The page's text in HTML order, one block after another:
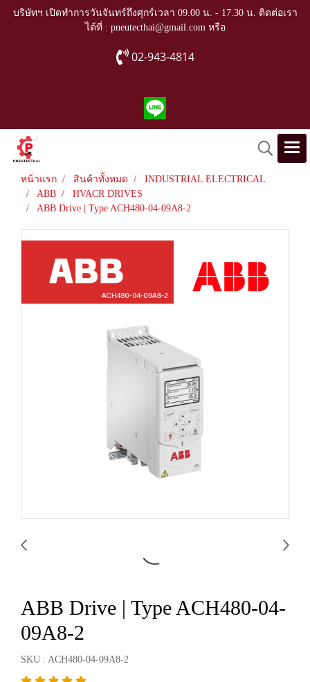
บริษัทฯ เปิดทำการวันจันทร์ถึงศุกร์เวลา 09.00 น. - 17.30 น. ติดต่อเรา
ได้ที่ : pneutecthai@gmail.com หรือ
02-943-4814
หน้าแรก สินค้าทั้งหมด
INDUSTRIAL ELECTRICAL
ABB
HVACR DRIVES
ABB Drive | Type ACH480-04-09A8-2
ABB Drive | Type ACH480-04-
09A8-2
SKU : ACH480-04-09A8-2